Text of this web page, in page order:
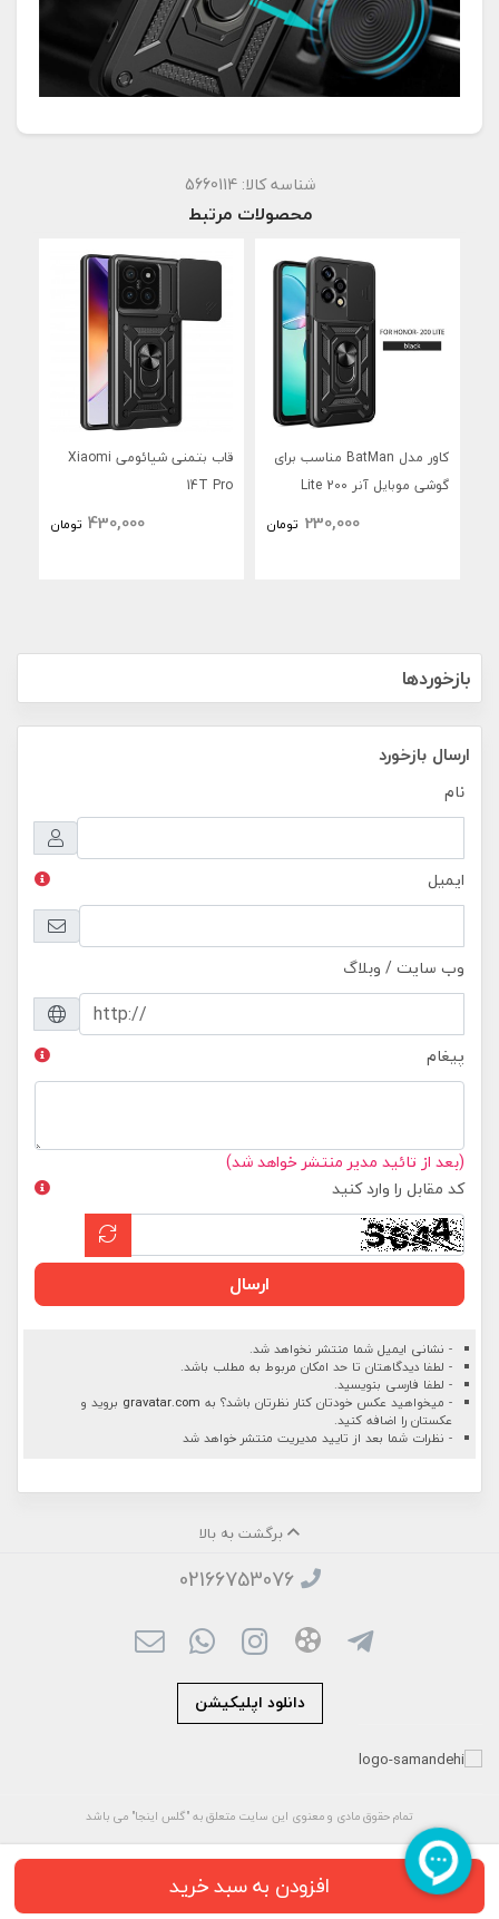
افزودن به سبد خرید
شناسه کالا:5660114
محصولات مرتبط
کاور مدل BatMan مناسب برای
گوشی موبایل آنر 200 Lite
230,000 تومان
قاب بتمنی شیائومی Xiaomi
14T Pro
430,000 تومان
بازخوردها
ارسال بازخورد
نام
ایمیل
وب سایت / وبلاگ
پیغام
(بعد از تائید مدیر منتشر خواهد شد)
کد مقابل را وارد کنید
ارسال
- نشانی ایمیل شما منتشر نخواهد شد.
- لطفا دیدگاهتان تا حد امکان مربوط به مطلب باشد.
- لطفا فارسی بنویسید.
- میخواهید عکس خودتان کنار نظرتان باشد؟ به gravatar.com بروید و
عکستان را اضافه کنید.
- نظرات شما بعد از تایید مدیریت منتشر خواهد شد
برگشت به بالا
02166753076
دانلود اپلیکیشن
تمام حقوق مادی و معنوی این سایت متعلق به "گلس اینجا" می باشد